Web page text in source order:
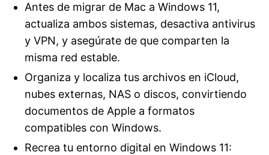
Antes de migrar de Mac a Windows 11,
actualiza ambos sistemas, desactiva antivirus
y VPN, y asegúrate de que comparten la
misma red estable.
Organiza y localiza tus archivos en iCloud,
nubes externas, NAS o discos, convirtiendo
documentos de Apple a formatos
compatibles con Windows.
Recrea tu entorno digital en Windows 11: